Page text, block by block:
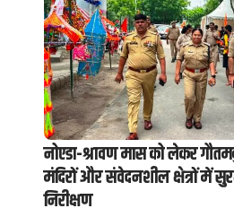
नोएडा-श्रावण मास को लेकर
मंदिरों और संवेदनशील क्षेत्रों में
निरीक्षण